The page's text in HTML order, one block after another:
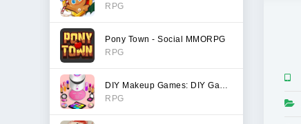
RPG
Pony Town - Social MMORPG
RPG
RPG